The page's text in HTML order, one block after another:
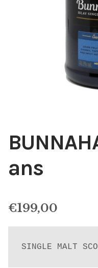
ans
€199,00
SINGLE MALT